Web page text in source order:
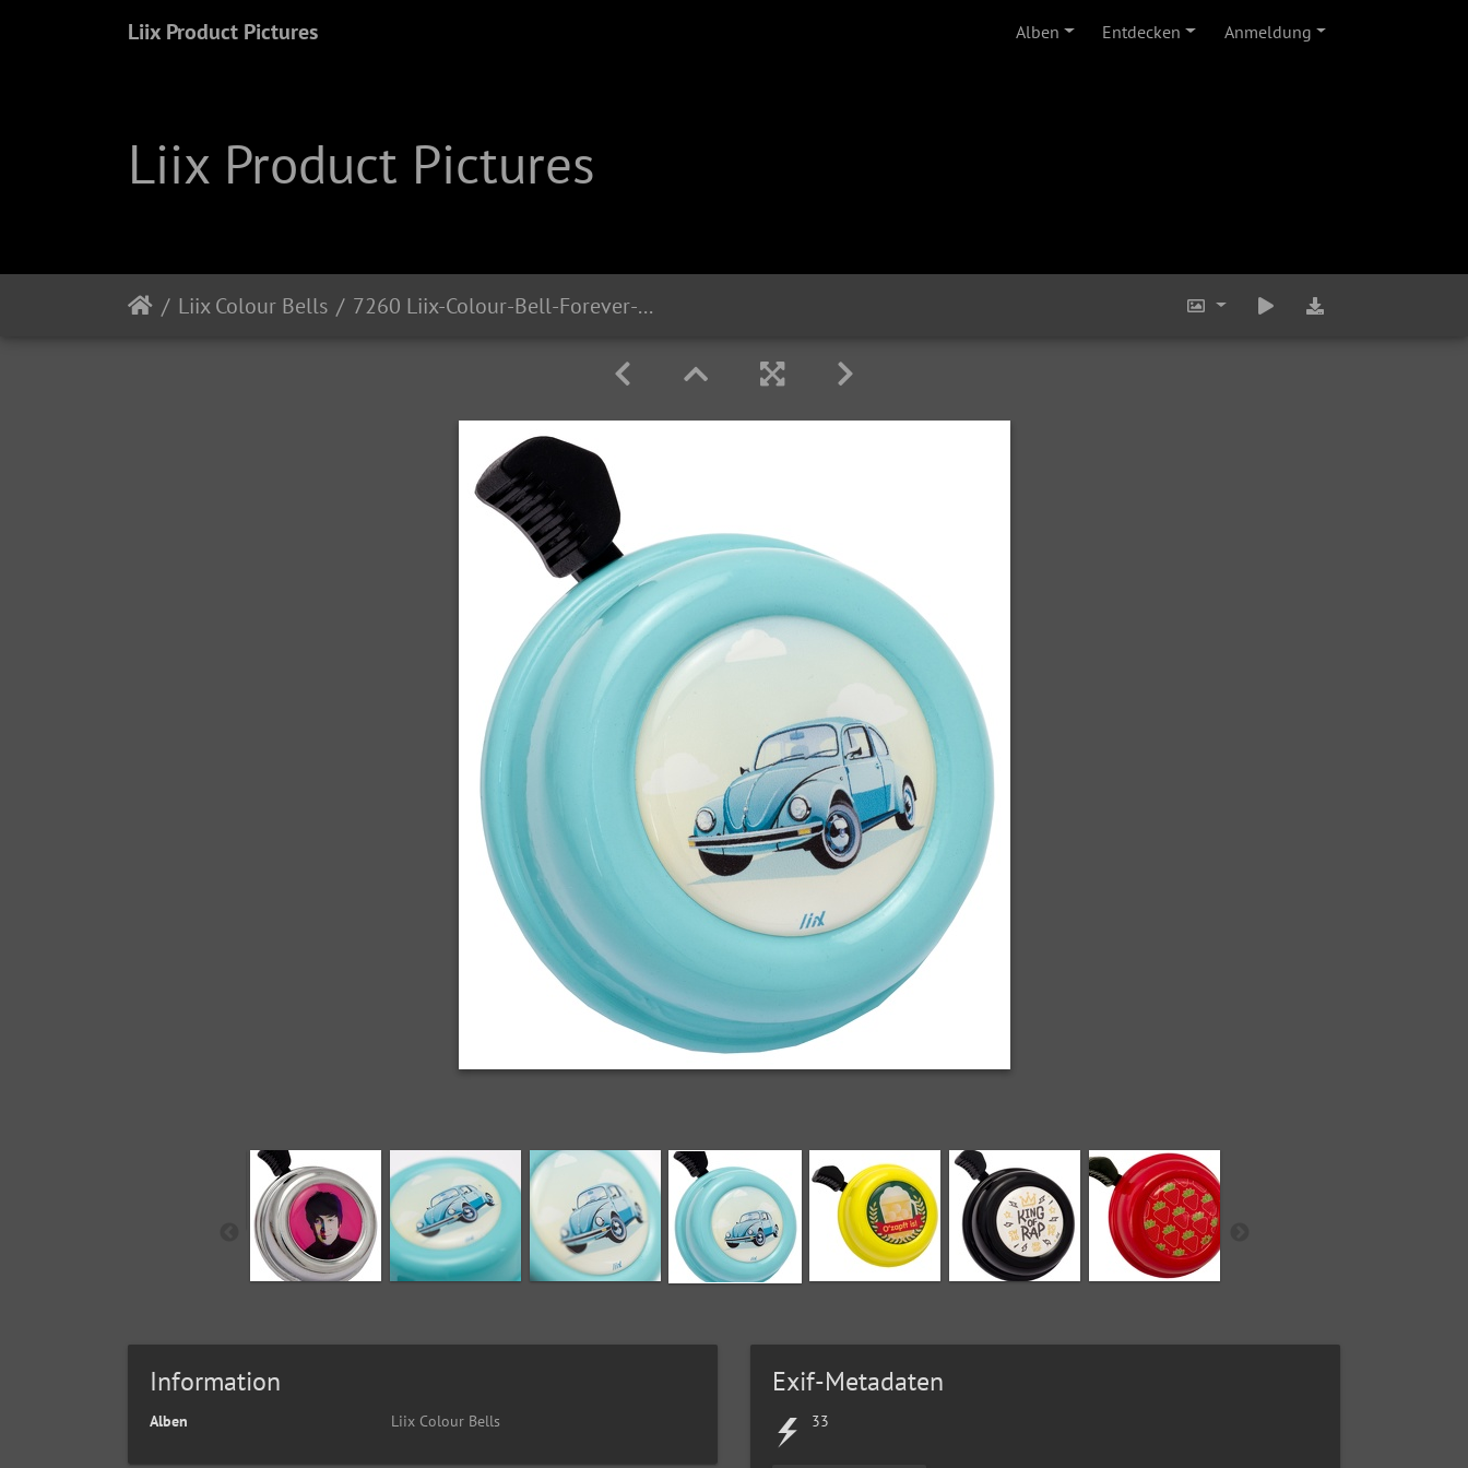
Liix Product Pictures Alben Entdecken Anmeldung
Liix Product Pictures
Liix Colour Bells 7260 Liix-Colour-Bell-Forever-Young-Pastel-Green
Information
Alben Liix Colour Bells
Exif-Metadaten
33